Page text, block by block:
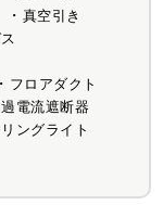
真空引き
フロアダクト
過電流遮断器
ングライト